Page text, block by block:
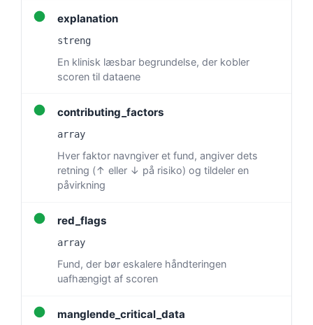
● explanation
streng
En klinisk læsbar begrundelse, der kobler
scoren til dataene
● contributing_factors
array
Hver faktor navngiver et fund, angiver dets
retning (↑ eller ↓ på risiko) og tildeler en
påvirkning
● red_flags
array
Fund, der bør eskalere håndteringen
uafhængigt af scoren
● manglende_critical_data
Polski
한국어
Slovenščina
Magyar
Shqip
বাংলা
اردو
ગુજરાતી
ಕನ್ನಡ